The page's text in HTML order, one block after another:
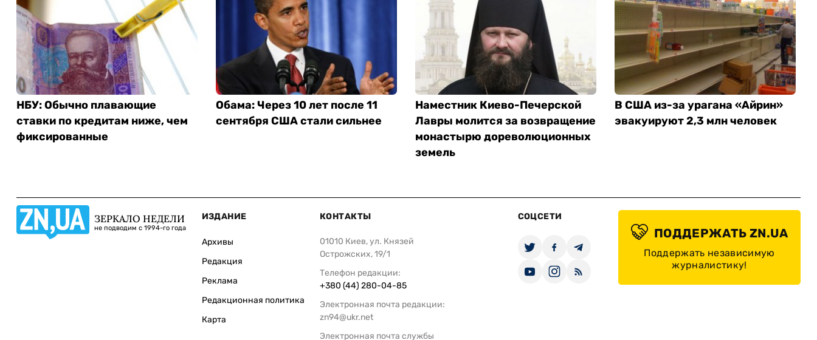
НБУ: Обычно плавающие
ставки по кредитам ниже, чем
фиксированные
Обама: Через 10 лет после 11
сентября США стали сильнее
Наместник Киево-Печерской
Лавры молится за возвращение
монастырю дореволюционных
земель
В США из-за урагана «Айрин»
эвакуируют 2,3 млн человек
ЗЕРКАЛО НЕДЕЛИ
не подводим с 1994-го года
ИЗДАНИЕ
Архивы
Редакция
Реклама
Редакционная политика
Карта
КОНТАКТЫ
01010 Киев, ул. Князей
Острожских, 19/1
Телефон редакции:
+380 (44) 280-04-85
Электронная почта редакции:
zn94@ukr.net
Электронная почта службы
СОЦСЕТИ
ПОДДЕРЖАТЬ ZN.UA
Поддержать независимую
журналистику!